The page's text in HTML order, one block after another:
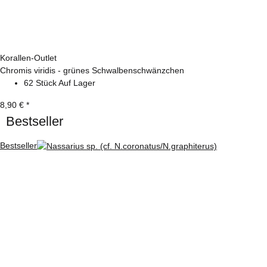
Korallen-Outlet
Chromis viridis - grünes Schwalbenschwänzchen
62 Stück Auf Lager
8,90 € *
Bestseller
Bestseller